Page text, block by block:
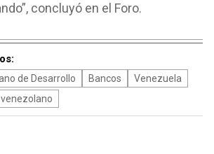
concluyó en el Foro.
de Desarrollo Bancos
Venezuela